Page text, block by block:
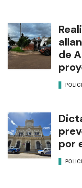
de
por